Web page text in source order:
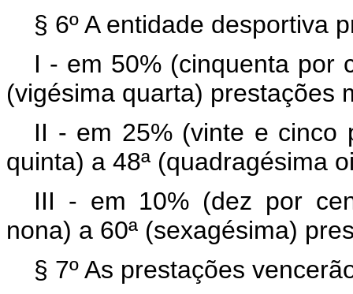
§ 6º A entidade desportiva
I - em 50% (cinquenta por
(vigésima quarta) prestações
II - em 25% (vinte e cinco
quinta) a 48ª (quadragésima
III - em 10% (dez por
nona) a 60ª (sexagésima)
§ 7º As prestações